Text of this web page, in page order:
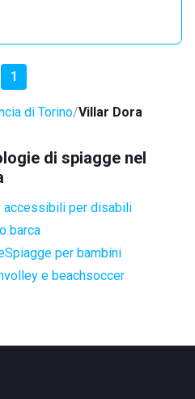
1
di Torino Villar Dora
di spiagge nel
accessibili per disabili
barca
Spiagge per bambini
e beachsoccer